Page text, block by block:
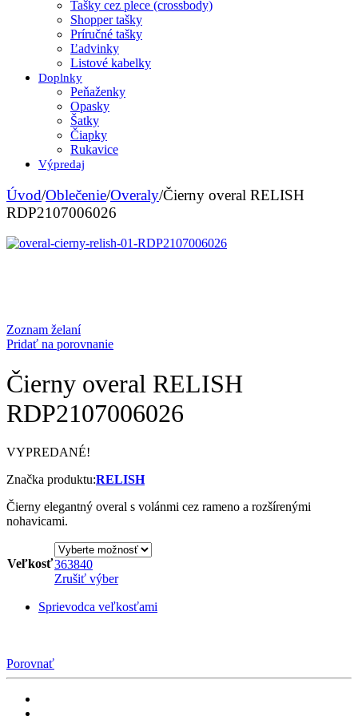
Tašky cez plece (crossbody)
Shopper tašky
Príručné tašky
Ľadvinky
Listové kabelky
Doplnky
Peňaženky
Opasky
Šatky
Čiapky
Rukavice
Výpredaj
Úvod/Oblečenie/Overaly/Čierny overal RELISH
RDP2107006026
Zoznam želaní
Pridať na porovnanie
Čierny overal RELISH
RDP2107006026
VYPREDANÉ!
Značka produktu:RELISH
Čierny elegantný overal s volánmi cez rameno a rozšírenými
nohavicami.
Veľkosť363840
Zrušiť výber
Sprievodca veľkosťami
Porovnať